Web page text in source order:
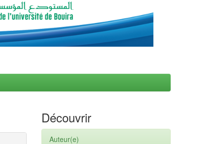
Découvrir
Auteur(e)